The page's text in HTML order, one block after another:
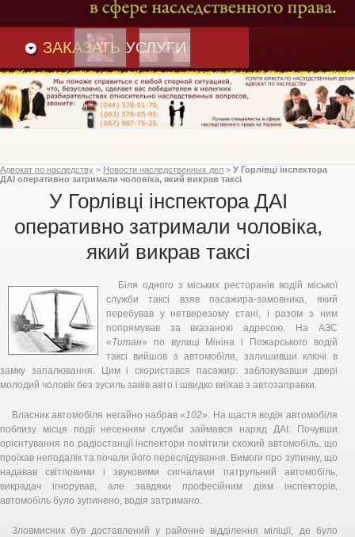
ЗАКАЗАТЬ УСЛУГИ
Адвокат по наследству > Новости наследственных дел > У Горлівці інспектора
ДАІ оперативно затримали чоловіка, який викрав таксі
У Горлівці інспектора ДАІ
оперативно затримали чоловіка,
який викрав таксі
Біля одного з міських ресторанів водій міської
служби таксі взяв пасажира-замовника, який
перебував у нетверезому стані, і разом з ним
попрямував за вказаною адресою. На АЗС
«Титан» по вулиці Мініна і Пожарського водій
таксі вийшов з автомобіля, залишивши ключі в
замку запалювання. Цим і скористався пасажир: заблокувавши двері
молодий чоловік без зусиль завів авто і швидко виїхав з автозаправки.
Власник автомобіля негайно набрав «102». На щастя водія автомобіля
поблизу місця події несенням служби займався наряд ДАІ. Почувши
орієнтування по радіостанції інспектори помітили схожий автомобіль, що
проїхав неподалік та почали його переслідування. Вимоги про зупинку, що
надавав світловими і звуковими сигналами патрульний автомобіль,
викрадач ігнорував, але завдяки професійним діям інспекторів,
автомобіль було зупинено, водія затримано.
Зловмисник був доставлений у районне відділення міліції, де було